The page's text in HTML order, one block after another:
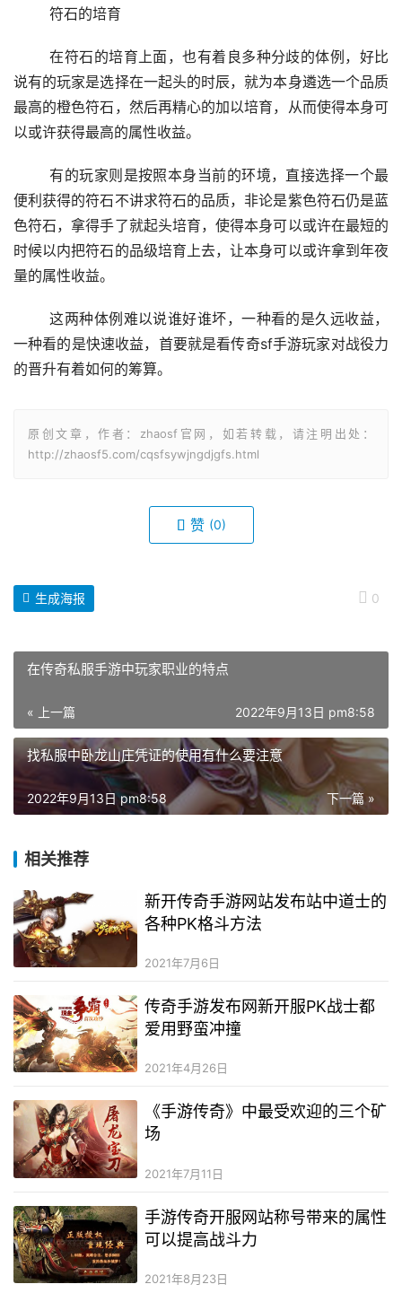
	符石的培育
	在符石的培育上面，也有着良多种分歧的体例，好比
说有的玩家是选择在一起头的时辰，就为本身遴选一个品质
最高的橙色符石，然后再精心的加以培育，从而使得本身可
以或许获得最高的属性收益。
	有的玩家则是按照本身当前的环境，直接选择一个最
便利获得的符石不讲求符石的品质，非论是紫色符石仍是蓝
色符石，拿得手了就起头培育，使得本身可以或许在最短的
时候以内把符石的品级培育上去，让本身可以或许拿到年夜
量的属性收益。
	这两种体例难以说谁好谁坏，一种看的是久远收益，
一种看的是快速收益，首要就是看传奇sf手游玩家对战役力
的晋升有着如何的筹算。
原创文章，作者：zhaosf官网，如若转载，请注明出处：
http://zhaosf5.com/cqsfsywjngdjgfs.html
赞 (0)
0
生成海报
在传奇私服手游中玩家职业的特点
« 上一篇 2022年9月13日 pm8:58
找私服中卧龙山庄凭证的使用有什么要注意
下一篇 »
2022年9月13日 pm8:58
相关推荐
新开传奇手游网站发布站中道士的
各种PK格斗方法
2021年7月6日
传奇手游发布网新开服PK战士都
爱用野蛮冲撞
2021年4月26日
《手游传奇》中最受欢迎的三个矿
场
2021年7月11日
手游传奇开服网站称号带来的属性
可以提高战斗力
2021年8月23日